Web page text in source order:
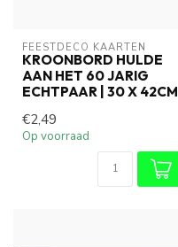
FEESTDECO KAARTEN
KROONBORD HULDE
AAN HET 60 JARIG
ECHTPAAR | 30 X 42CM
€2,49
Op voorraad